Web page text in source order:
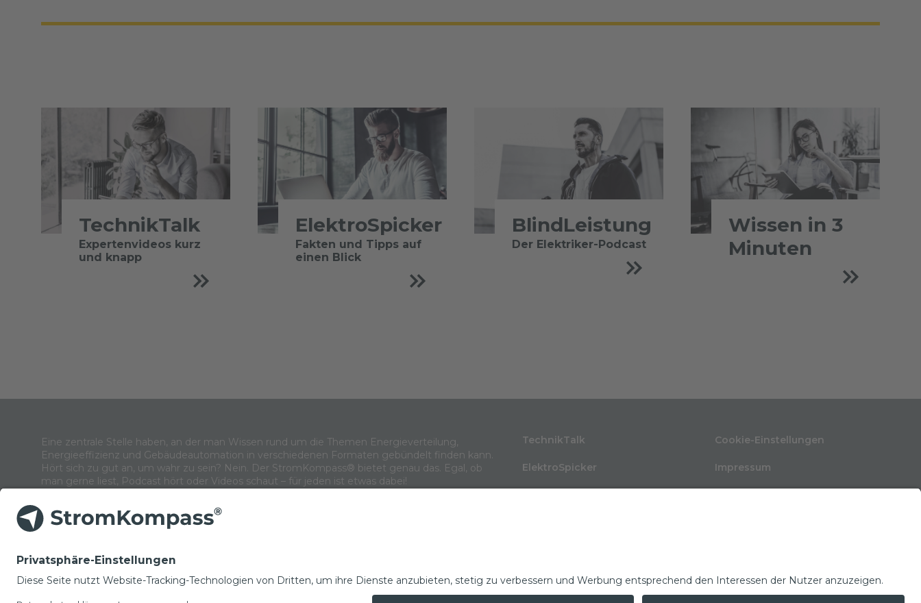
TechnikTalk
Expertenvideos kurz
und knapp
ElektroSpicker
Fakten und Tipps auf
einen Blick
BlindLeistung
Der Elektriker-Podcast
Wissen in 3
Minuten
Eine zentrale Stelle haben, an der man Wissen rund um die Themen Energieverteilung,
Energieeffizienz und Gebäudeautomation in verschiedenen Formaten gebündelt finden kann.
Hört sich zu gut an, um wahr zu sein? Nein. Der StromKompass® bietet genau das. Egal, ob
man gerne liest, Podcast hört oder Videos schaut – für jeden ist etwas dabei!
TechnikTalk
ElektroSpicker
Cookie-Einstellungen
Impressum
Glossar